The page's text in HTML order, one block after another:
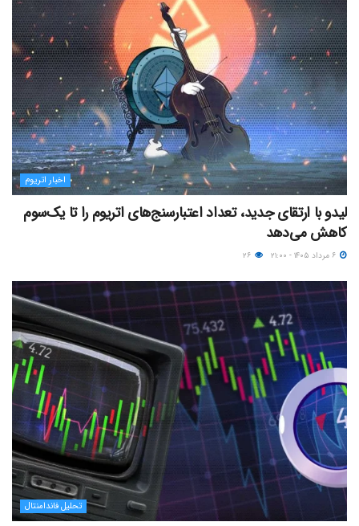
اخبار اتریوم
لیدو با ارتقای جدید، تعداد اعتبارسنج‌های اتریوم را تا یک‌سوم
کاهش می‌دهد
تحلیل فاندامنتال